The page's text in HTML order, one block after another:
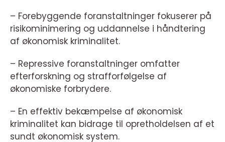
– Forebyggende foranstaltninger fokuserer på
risikominimering og uddannelse i håndtering
af økonomisk kriminalitet.
– Repressive foranstaltninger omfatter
efterforskning og strafforfølgelse af
økonomiske forbrydere.
– En effektiv bekæmpelse af økonomisk
kriminalitet kan bidrage til opretholdelsen af et
sundt økonomisk system.